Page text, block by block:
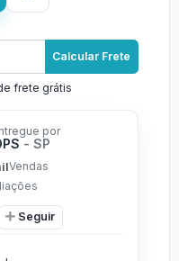
Calcular Frete
frete grátis
por
- SP
Vendas
Seguir